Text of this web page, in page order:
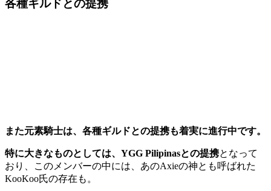
各種ギルドとの提携
また元素騎士は、各種ギルドとの提携も着実に進行中です。
特に大きなものとしては、YGG Pilipinasとの提携となって
おり、このメンバーの中には、あのAxieの神とも呼ばれた
KooKoo氏の存在も。